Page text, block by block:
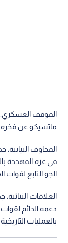
الموقف العسكري:
ماتسيكو عن فخره
المخاوف
في غزة المهددة
الجو التابع لقوات
العلاقات
دعمه الدائم
بالعمليات